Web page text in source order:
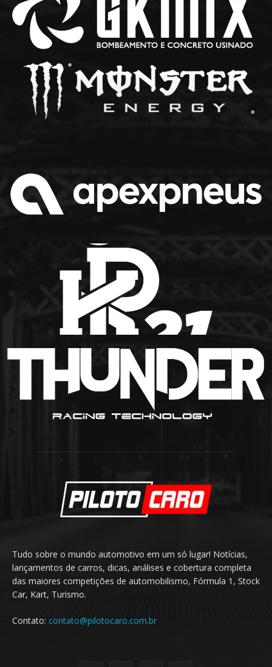
Tudo sobre o mundo automotivo em um só lugar! Notícias,
lançamentos de carros, dicas, análises e cobertura completa
das maiores competições de automobilismo, Fórmula 1, Stock
Car, Kart, Turismo.
Contato: contato@pilotocaro.com.br